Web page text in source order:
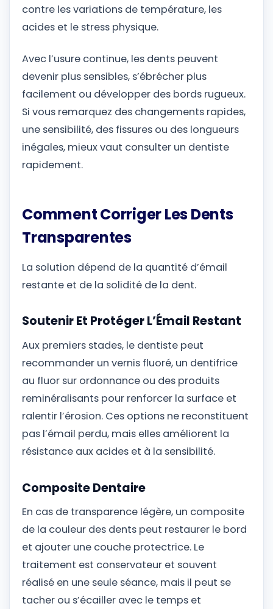
contre les variations de température, les
acides et le stress physique.
Avec l’usure continue, les dents peuvent
devenir plus sensibles, s’ébrécher plus
facilement ou développer des bords rugueux.
Si vous remarquez des changements rapides,
une sensibilité, des fissures ou des longueurs
inégales, mieux vaut consulter un dentiste
rapidement.
Comment Corriger Les Dents
Transparentes
La solution dépend de la quantité d’émail
restante et de la solidité de la dent.
Soutenir Et Protéger L’Émail Restant
Aux premiers stades, le dentiste peut
recommander un vernis fluoré, un dentifrice
au fluor sur ordonnance ou des produits
reminéralisants pour renforcer la surface et
ralentir l’érosion. Ces options ne reconstituent
pas l’émail perdu, mais elles améliorent la
résistance aux acides et à la sensibilité.
Composite Dentaire
En cas de transparence légère, un composite
de la couleur des dents peut restaurer le bord
et ajouter une couche protectrice. Le
traitement est conservateur et souvent
réalisé en une seule séance, mais il peut se
tacher ou s’écailler avec le temps et